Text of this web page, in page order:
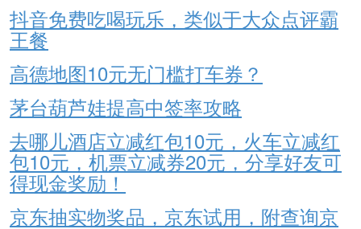
抖音免费吃喝玩乐，类似于大众点评霸
王餐
高德地图10元无门槛打车券？
茅台葫芦娃提高中签率攻略
去哪儿酒店立减红包10元，火车立减红
包10元，机票立减券20元，分享好友可
得现金奖励！
京东抽实物奖品，京东试用，附查询京